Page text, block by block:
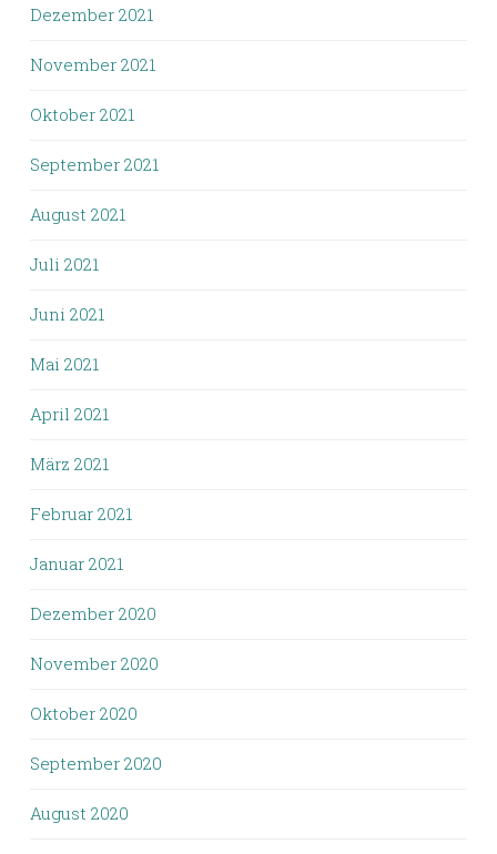
Dezember 2021
November 2021
Oktober 2021
September 2021
August 2021
Juli 2021
Juni 2021
Mai 2021
April 2021
März 2021
Februar 2021
Januar 2021
Dezember 2020
November 2020
Oktober 2020
September 2020
August 2020